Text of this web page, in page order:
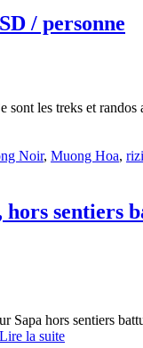
/ personne
les treks et
Noir, Muong Hoa,
sentiers
hors sentiers
Lire la suite